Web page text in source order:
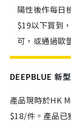
陽性後作每日
$19以下買到
可，或通過歐
DEEPBLUE 新
產品現時於HK
$18/件。產品已